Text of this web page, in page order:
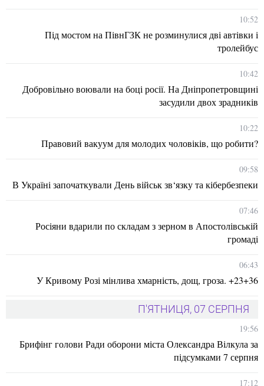
10:52
Під мостом на ПівнГЗК не розминулися дві автівки і
тролейбус
10:42
Добровільно воювали на боці росії. На Дніпропетровщині
засудили двох зрадників
10:22
Правовий вакуум для молодих чоловіків, що робити?
09:58
В Україні започаткували День військ зв‘язку та кібербезпеки
07:46
Росіяни вдарили по складам з зерном в Апостолівській
громаді
06:43
У Кривому Розі мінлива хмарність, дощ, гроза. +23+36
П'ЯТНИЦЯ, 07 СЕРПНЯ
19:56
Брифінг голови Ради оборони міста Олександра Вілкула за
підсумками 7 серпня
17:12